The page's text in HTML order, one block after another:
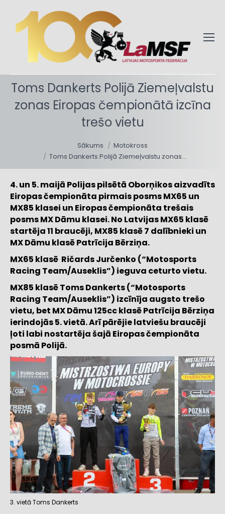
Toms Dankerts Polijā Ziemeļvalstu
zonas Eiropas čempionātā izcīna
trešo vietu
Sākums
Motokross
Toms Dankerts Polijā Ziemeļvalstu zonas…
4. un 5. maijā Polijas pilsētā Oborņikos aizvadīts
Eiropas čempionāta pirmais posms MX65 un
MX85 klasei un Eiropas čempionāta trešais
posms MX Dāmu klasei. No Latvijas MX65 klasē
startēja 11 braucēji, MX85 klasē 7 dalībnieki un
MX Dāmu klasē Patrīcija Bērziņa.
MX65 klasē Ričards Jurčenko (“Motosports
Racing Team/Auseklis”) ieguva ceturto vietu.
MX85 klasē Toms Dankerts (“Motosports
Racing Team/Auseklis”) izcīnīja augsto trešo
vietu, bet MX Dāmu 125cc klasē Patrīcija Bērziņa
ierindojās 5. vietā. Arī pārējie latviešu braucēji
ļoti labi nostartēja šajā Eiropas čempionāta
posmā Polijā.
3. vietā Toms Dankerts